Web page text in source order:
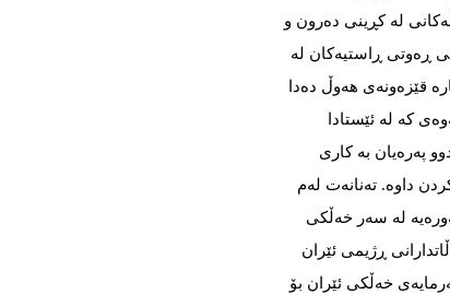
لە کڕینی دەرون و
ڕەوتی ڕاستیەکان لە
قێزەونەی هەوڵ دەدا
کە لە ئێستادا
پەرەیان بە کاری
داوە. تەنانەت لەم
لە سەر خەڵکی
ڕژیمی ئێران
خەڵکی ئێران بۆ